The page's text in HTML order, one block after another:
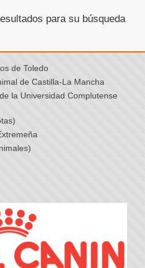
para su búsqueda
de Toledo
de Castilla-La Mancha
la Universidad Complutense